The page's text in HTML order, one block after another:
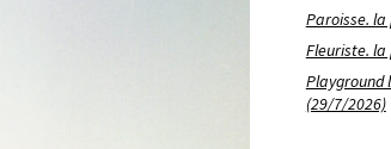
Paroisse.
Fleuriste. la
Playground
(29/7/2026)